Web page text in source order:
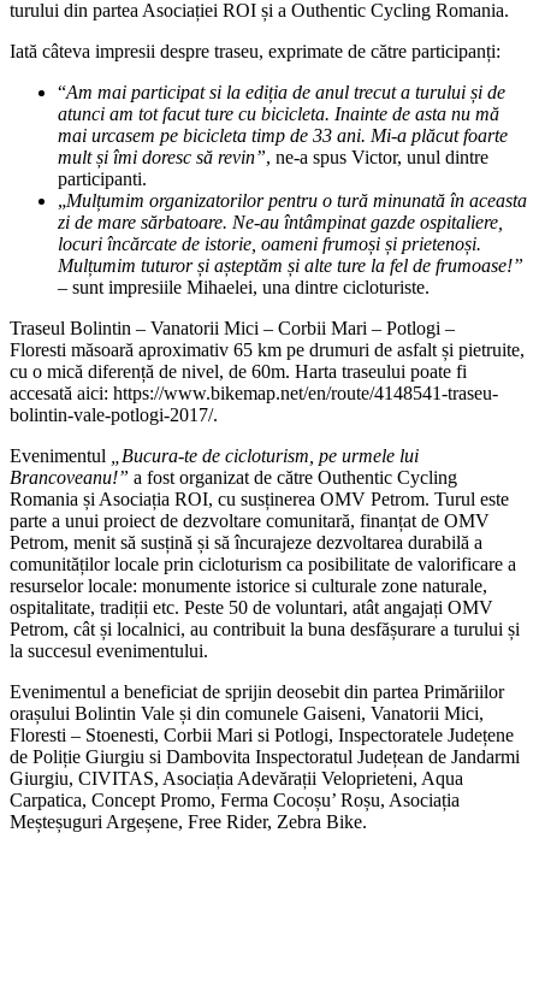
turului din partea Asociației ROI și a Outhentic Cycling Romania.
Iată câteva impresii despre traseu, exprimate de către participanți:
“Am mai participat si la ediția de anul trecut a turului și de
atunci am tot facut ture cu bicicleta. Inainte de asta nu mă
mai urcasem pe bicicleta timp de 33 ani. Mi-a plăcut foarte
mult și îmi doresc să revin”, ne-a spus Victor, unul dintre
participanti.
„Mulțumim organizatorilor pentru o tură minunată în aceasta
zi de mare sărbatoare. Ne-au întâmpinat gazde ospitaliere,
locuri încărcate de istorie, oameni frumoși și prietenoși.
Mulțumim tuturor și așteptăm și alte ture la fel de frumoase!”
– sunt impresiile Mihaelei, una dintre cicloturiste.
Traseul Bolintin – Vanatorii Mici – Corbii Mari – Potlogi –
Floresti măsoară aproximativ 65 km pe drumuri de asfalt și pietruite,
cu o mică diferență de nivel, de 60m. Harta traseului poate fi
accesată aici: https://www.bikemap.net/en/route/4148541-traseu-
bolintin-vale-potlogi-2017/.
Evenimentul
„Bucura-te de cicloturism, pe urmele lui
Brancoveanu!” a fost organizat de către Outhentic Cycling
Romania și Asociația ROI, cu susținerea OMV Petrom. Turul este
parte a unui proiect de dezvoltare comunitară, finanțat de OMV
Petrom, menit să susțină și să încurajeze dezvoltarea durabilă a
comunităților locale prin cicloturism ca posibilitate de valorificare a
resurselor locale: monumente istorice si culturale zone naturale,
ospitalitate, tradiții etc. Peste 50 de voluntari, atât angajați OMV
Petrom, cât și localnici, au contribuit la buna desfășurare a turului și
la succesul evenimentului.
Evenimentul a beneficiat de sprijin deosebit din partea Primăriilor
orașului Bolintin Vale și din comunele Gaiseni, Vanatorii Mici,
Floresti – Stoenesti, Corbii Mari si Potlogi, Inspectoratele Județene
de Poliție Giurgiu si Dambovita Inspectoratul Județean de Jandarmi
Giurgiu, CIVITAS, Asociația Adevărații Veloprieteni, Aqua
Carpatica, Concept Promo, Ferma Cocoșu’ Roșu, Asociația
Meșteșuguri Argeșene, Free Rider, Zebra Bike.